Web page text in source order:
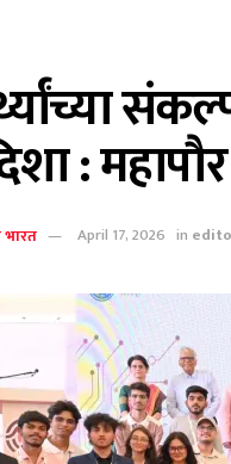
:
April 17, 2026 in